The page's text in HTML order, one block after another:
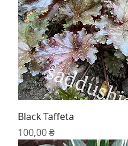
Black Taffeta
Цена
100,00 ₴